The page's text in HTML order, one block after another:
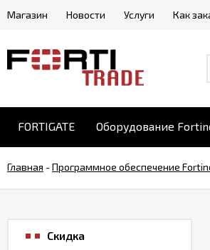
Магазин Новости Услуги Как
FORTIGATE Оборудование
Главная -Программное обеспечение
Скидка